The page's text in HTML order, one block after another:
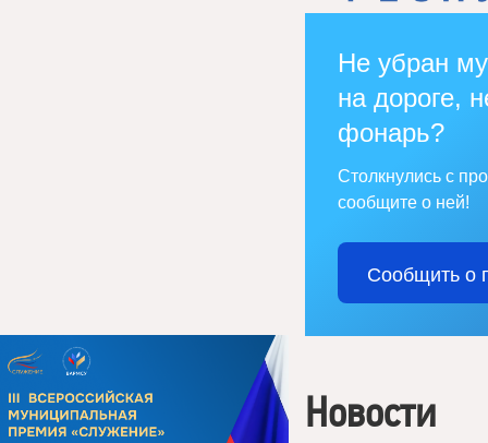
Не убран
на дороге,
фонарь?
Столкнулись с
сообщите о ней!
Сообщить о
Новости